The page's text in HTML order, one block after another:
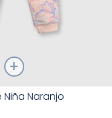
Niña Naranjo